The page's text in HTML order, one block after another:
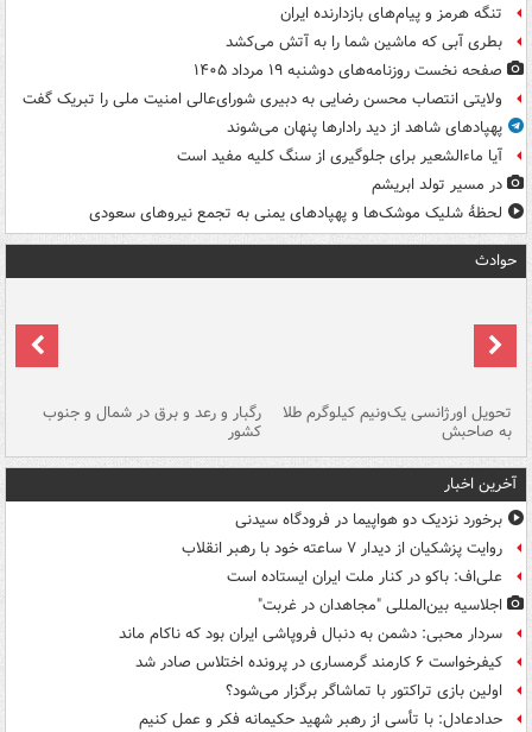
تنگه هرمز و پیام‌های بازدارنده ایران
بطری آبی که ماشین شما را به آتش می‌کشد
صفحه نخست روزنامه‌های دوشنبه ۱۹ مرداد ۱۴۰۵
ولایتی انتصاب محسن رضایی به دبیری شورای‌عالی امنیت ملی را تبریک گفت
پهپادهای شاهد از دید رادارها پنهان می‌شوند
آیا ماءالشعیر برای جلوگیری از سنگ کلیه مفید است
در مسیر تولد ابریشم
لحظۀ شلیک موشک‌ها و پهپادهای یمنی به تجمع نیروهای سعودی
حوادث
تحویل اورژانسی یک‌ونیم کیلوگرم طلا
به صاحبش
رگبار و رعد و برق در شمال و جنوب
کشور
آخرین اخبار
برخورد نزدیک دو هواپیما در فرودگاه سیدنی
روایت پزشکیان از دیدار ۷ ساعته خود با رهبر انقلاب
علی‌اف: باکو در کنار ملت ایران ایستاده است
اجلاسیه بین‌المللی "مجاهدان در غربت"
سردار محبی: دشمن به دنبال فروپاشی ایران بود که ناکام ماند
کیفرخواست ۶ کارمند گرمساری در پرونده اختلاس صادر شد
اولین بازی تراکتور با تماشاگر برگزار می‌شود؟
حدادعادل: با تأسی از رهبر شهید حکیمانه فکر و عمل کنیم